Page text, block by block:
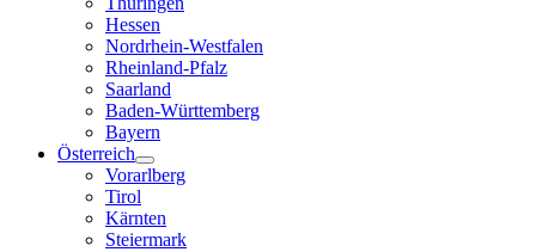
Hessen
Nordrhein-Westfalen
Rheinland-Pfalz
Saarland
Baden-Württemberg
Bayern
Österreich
Vorarlberg
Tirol
Kärnten
Steiermark